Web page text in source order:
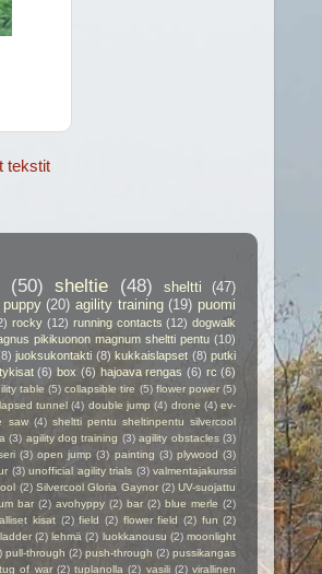
tekstit
(50) sheltie (48) sheltti
(47)
puppy (20) agility training (19) puomi
rocky (12) running contacts (12) dogwalk
pikikuonon magnum sheltti pentu (10)
juoksukontakti (8) kukkaislapset (8) putki
(6) box (6) hajoava rengas (6) rc (6)
table (5) collapsible tire (5) flower power (5)
tunnel (4) double jump (4) drone (4) ev-
saw (4) sheltti pentu sheltinpentu silvercool
(3) agility dog training (3) agility obstacles (3)
(3) open jump (3) painting (3) plywood (3)
(3) unofficial agility trials (3) valmentajakurssi
(2) Silvercool Gloria Gaynor (2) UV-suojattu
bar (2) avohyppy (2) bar (2) blue merle (2)
kisat (2) field (2) flower field (2) fun (2)
ladder (2) lehmä (2) luokkanousu (2) moonlight
pull-through (2) push-through (2) pussikangas
tug of war (2) tuplanolla (2) vasili (2) virallinen